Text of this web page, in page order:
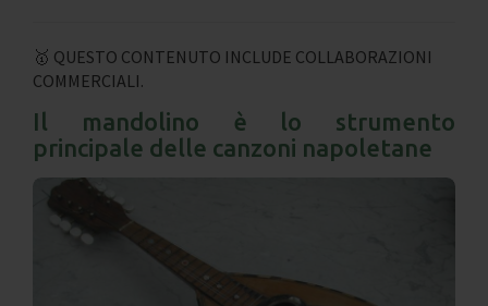
🥇 QUESTO CONTENUTO INCLUDE COLLABORAZIONI
COMMERCIALI.
Il mandolino è lo strumento
principale delle canzoni napoletane